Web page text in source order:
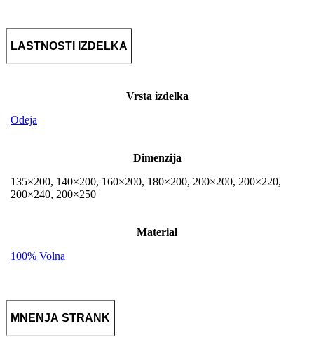
LASTNOSTI IZDELKA
Vrsta izdelka
Odeja
Dimenzija
135×200, 140×200, 160×200, 180×200, 200×200, 200×220,
200×240, 200×250
Material
100% Volna
MNENJA STRANK